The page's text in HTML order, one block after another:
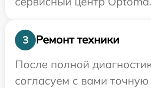
3
Ремонт техники
После полной
согласуем с вами точную